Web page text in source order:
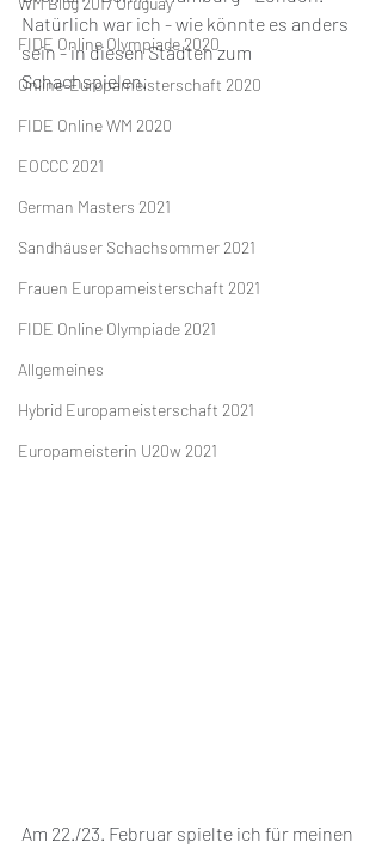
FIDE Online Olympiade 2020
Online-Europameisterschaft 2020
FIDE Online WM 2020
EOCCC 2021
German Masters 2021
Sandhäuser Schachsommer 2021
Frauen Europameisterschaft 2021
FIDE Online Olympiade 2021
Allgemeines
Hybrid Europameisterschaft 2021
Europameisterin U20w 2021
Natürlich war ich - wie könnte es anders
sein - in diesen Städten zum
Schachspielen.
Am 22./23. Februar spielte ich für meinen